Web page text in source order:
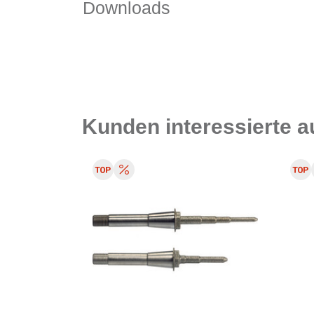
Downloads
Kunden interessierte